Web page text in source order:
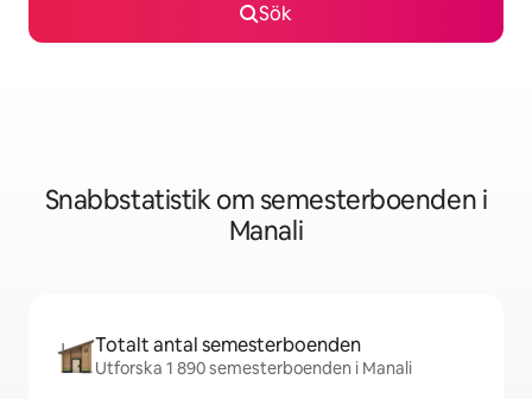
Sök
Snabbstatistik om semesterboenden i
Manali
Totalt antal semesterboenden
Utforska 1 890 semesterboenden i Manali